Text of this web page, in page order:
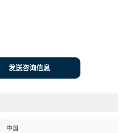
发送咨询信息
中国